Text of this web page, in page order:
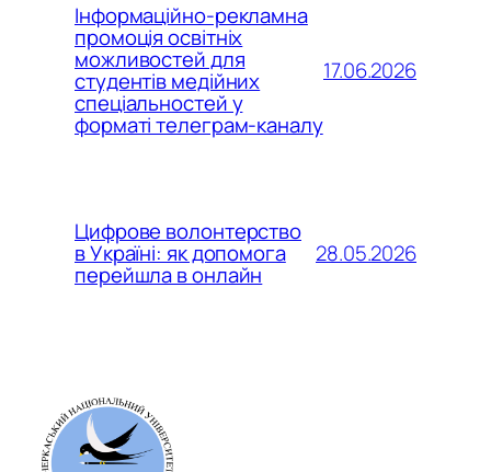
Інформаційно-рекламна
промоція освітніх
можливостей для
студентів медійних
спеціальностей у
форматі телеграм-каналу
17.06.2026
Цифрове волонтерство
в Україні: як допомога
перейшла в онлайн
28.05.2026